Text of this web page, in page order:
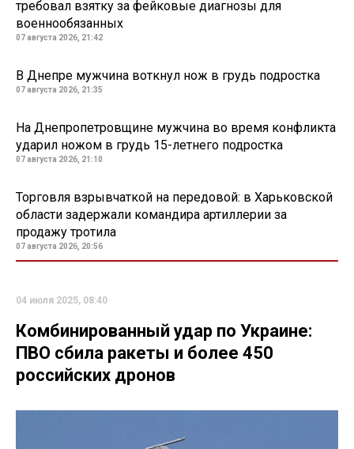
требовал взятку за фейковые диагнозы для
военнообязанных
07 августа 2026, 21:42
В Днепре мужчина воткнул нож в грудь подростка
07 августа 2026, 21:35
На Днепропетровщине мужчина во время конфликта
ударил ножом в грудь 15-летнего подростка
07 августа 2026, 21:10
Торговля взрывчаткой на передовой: в Харьковской
области задержали командира артиллерии за
продажу тротила
07 августа 2026, 20:56
04 июля 2025, 08:40
Комбинированный удар по Украине:
ПВО сбила ракеты и более 450
российских дронов